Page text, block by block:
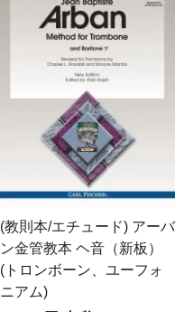
(教則本/エチュード) アーバ
ン金管教本 ヘ音（新板）
(トロンボーン、ユーフォ
ニアム)